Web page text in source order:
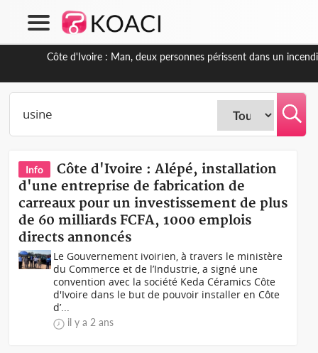
Côte d'Ivoire : Séileu, la célébration de la fête nationale
Info
Côte d'Ivoire : Alépé, installation
d'une entreprise de fabrication de
carreaux pour un investissement de plus
de 60 milliards FCFA, 1000 emplois
directs annoncés
Le Gouvernement ivoirien, à travers le ministère
du Commerce et de l’Industrie, a signé une
convention avec la société Keda Céramics Côte
d'Ivoire dans le but de pouvoir installer en Côte
d’...
il y a 2 ans